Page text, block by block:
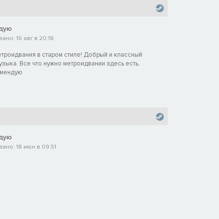
16 авг в 20:18
в старом стиле! Добрый и классный
Все что нужно метроидвании здесь есть.
18 июн в 09:51